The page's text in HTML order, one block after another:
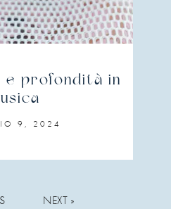
e profondità in
9, 2024
NEXT »